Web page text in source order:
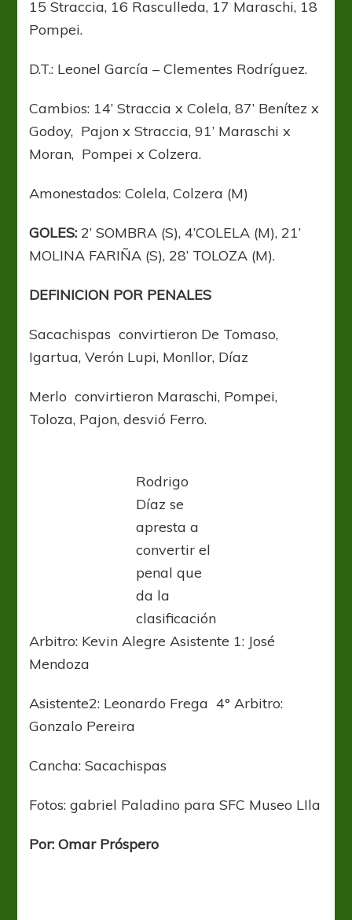
15 Straccia, 16 Rasculleda, 17 Maraschi, 18
Pompei.
D.T.: Leonel García – Clementes Rodríguez.
Cambios: 14’ Straccia x Colela, 87’ Benítez x
Godoy, Pajon x Straccia, 91’ Maraschi x
Moran, Pompei x Colzera.
Amonestados: Colela, Colzera (M)
GOLES: 2’ SOMBRA (S), 4’COLELA (M), 21’
MOLINA FARIÑA (S), 28’ TOLOZA (M).
DEFINICION POR PENALES
Sacachispas convirtieron De Tomaso,
Igartua, Verón Lupi, Monllor, Díaz
Merlo convirtieron Maraschi, Pompei,
Toloza, Pajon, desvió Ferro.
Rodrigo
Díaz se
apresta a
convertir el
penal que
da la
clasificación
Arbitro: Kevin Alegre Asistente 1: José
Mendoza
Asistente2: Leonardo Frega 4° Arbitro:
Gonzalo Pereira
Cancha: Sacachispas
Fotos: gabriel Paladino para SFC Museo LIla
Por: Omar Próspero